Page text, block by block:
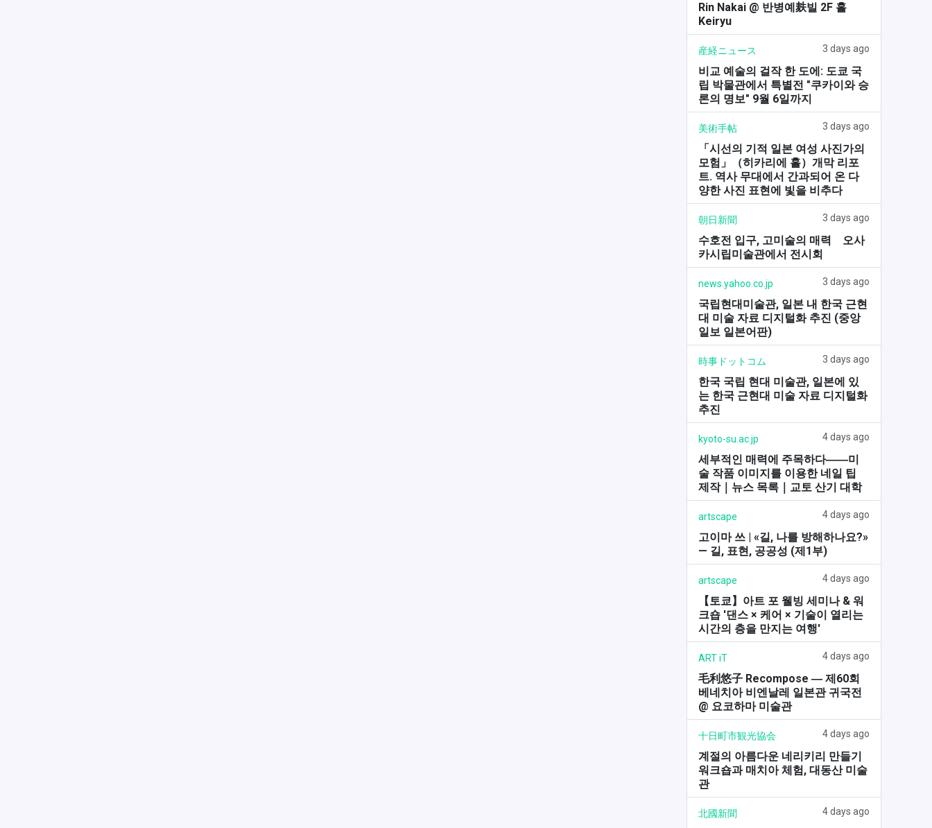
Rin Nakai @ 반병예麸빌 2F 홀
Keiryu
産経ニュース 3 days ago
비교 예술의 걸작 한 도에: 도쿄 국
립 박물관에서 특별전 "쿠카이와 승
론의 명보" 9월 6일까지
美術手帖 3 days ago
「시선의 기적 일본 여성 사진가의
모험」（히카리에 홀）개막 리포
트. 역사 무대에서 간과되어 온 다
양한 사진 표현에 빛을 비추다
朝日新聞 3 days ago
수호전 입구, 고미술의 매력 오사
카시립미술관에서 전시회
news.yahoo.co.jp 3 days ago
국립현대미술관, 일본 내 한국 근현
대 미술 자료 디지털화 추진 (중앙
일보 일본어판)
時事ドットコム 3 days ago
한국 국립 현대 미술관, 일본에 있
는 한국 근현대 미술 자료 디지털화
추진
kyoto-su.ac.jp 4 days ago
세부적인 매력에 주목하다――미
술 작품 이미지를 이용한 네일 팁
제작｜뉴스 목록｜교토 산기 대학
artscape 4 days ago
고이마 쓰 | «길, 나를 방해하나요?»
— 길, 표현, 공공성 (제1부)
artscape 4 days ago
【토쿄】아트 포 웰빙 세미나 & 워
크숍 '댄스 × 케어 × 기술이 열리는
시간의 층을 만지는 여행'
ART iT 4 days ago
毛利悠子 Recompose ― 제60회
베네치아 비엔날레 일본관 귀국전
@ 요코하마 미술관
十日町市観光協会 4 days ago
계절의 아름다운 네리키리 만들기
워크숍과 매치아 체험, 대동산 미술
관
北國新聞 4 days ago